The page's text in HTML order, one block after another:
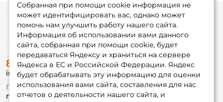
Собранная при помощи cookie информация не
может идентифицировать вас, однако может
помочь нам улучшить работу нашего сайта.
Информация об использовании вами данного
сайта, собранная при помощи cookie, будет
передаваться Яндексу и храниться на сервере
Яндекса в ЕС и Российской Федерации. Яндекс
будет обрабатывать эту информацию для оценки
использования вами сайта, составления для нас
отчетов о деятельности нашего сайта, и
Повторите пароль: *
Заполняя данную форму вы соглашаетесь на обработку
персональных данных
Создать аккаунт
У меня уже есть аккаунт
Информация
О магазине
Доставка
Оплата
Fox-bonus
Гуру
8 (495) 532-77-88
info@foxfishing.ru
По вопросам с заказом
г. Москва, ул. Плеханова д.7